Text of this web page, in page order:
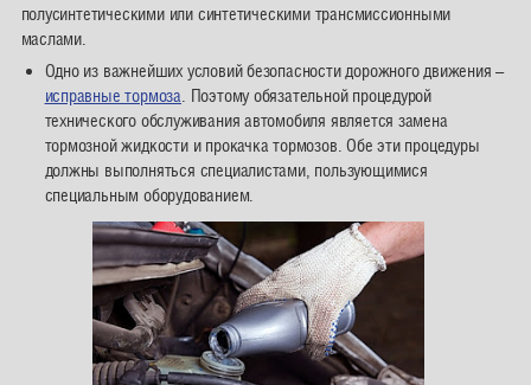
полусинтетическими или синтетическими трансмиссионными
маслами.
Одно из важнейших условий безопасности дорожного движения –
исправные тормоза . Поэтому обязательной процедурой
технического обслуживания автомобиля является замена
тормозной жидкости и прокачка тормозов. Обе эти процедуры
должны выполняться специалистами, пользующимися
специальным оборудованием.